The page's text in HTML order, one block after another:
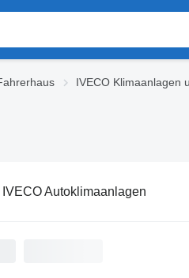
IVECO Klimaanlagen
IVECO Autoklimaanlagen